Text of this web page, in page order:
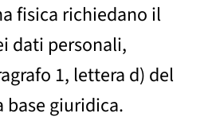
fisica richiedano il
dati personali,
1, lettera d) del
base giuridica.